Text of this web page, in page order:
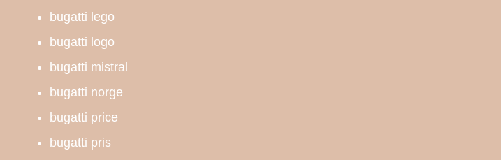
bugatti lego
bugatti logo
bugatti mistral
bugatti norge
bugatti price
bugatti pris